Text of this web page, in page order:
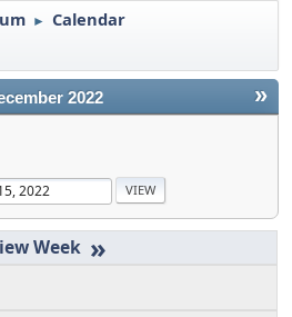
► Calendar
»
2022
»